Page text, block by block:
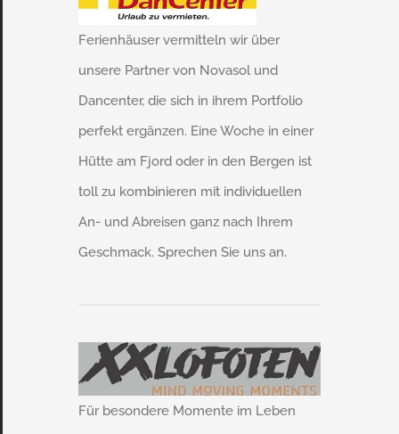
Ferienhäuser vermitteln wir über
unsere Partner von Novasol und
Dancenter, die sich in ihrem Portfolio
perfekt ergänzen. Eine Woche in einer
Hütte am Fjord oder in den Bergen ist
toll zu kombinieren mit individuellen
An- und Abreisen ganz nach Ihrem
Geschmack. Sprechen Sie uns an.
Für besondere Momente im Leben